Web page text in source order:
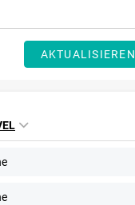
AKTUALISIEREN